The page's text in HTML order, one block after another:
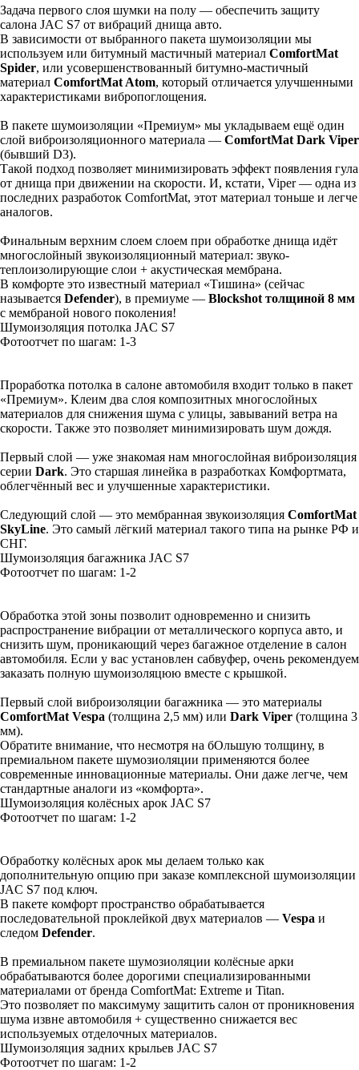
Задача первого слоя шумки на полу — обеспечить защиту
салона JAC S7 от вибраций днища авто.
В зависимости от выбранного пакета шумоизоляции мы
используем или битумный мастичный материал ComfortMat
Spider, или усовершенствованный битумно-мастичный
материал ComfortMat Atom, который отличается улучшенными
характеристиками вибропоглощения.
В пакете шумоизоляции «Премиум» мы укладываем ещё один
слой виброизоляционного материала — ComfortMat Dark Viper
(бывший D3).
Такой подход позволяет минимизировать эффект появления гула
от днища при движении на скорости. И, кстати, Viper — одна из
последних разработок ComfortMat, этот материал тоньше и легче
аналогов.
Финальным верхним слоем слоем при обработке днища идёт
многослойный звукоизоляционный материал: звуко-
теплоизолирующие слои + акустическая мембрана.
В комфорте это известный материал «Тишина» (сейчас
называется Defender), в премиуме — Blockshot толщиной 8 мм
с мембраной нового поколения!
Шумоизоляция потолка JAC S7
Фотоотчет по шагам: 1-3
Проработка потолка в салоне автомобиля входит только в пакет
«Премиум». Клеим два слоя композитных многослойных
материалов для снижения шума с улицы, завываний ветра на
скорости. Также это позволяет минимизировать шум дождя.
Первый слой — уже знакомая нам многослойная виброизоляция
серии Dark. Это старшая линейка в разработках Комфортмата,
облегчённый вес и улучшенные характеристики.
Следующий слой — это мембранная звукоизоляция ComfortMat
SkyLine. Это самый лёгкий материал такого типа на рынке РФ и
СНГ.
Шумоизоляция багажника JAC S7
Фотоотчет по шагам: 1-2
Обработка этой зоны позволит одновременно и снизить
распространение вибрации от металлического корпуса авто, и
снизить шум, проникающий через багажное отделение в салон
автомобиля. Если у вас установлен сабвуфер, очень рекомендуем
заказать полную шумоизоляцюю вместе с крышкой.
Первый слой виброизоляции багажника — это материалы
ComfortMat Vespa (толщина 2,5 мм) или Dark Viper (толщина 3
мм).
Обратите внимание, что несмотря на бОльшую толщину, в
премиальном пакете шумозиоляции применяются более
современные инновационные материалы. Они даже легче, чем
стандартные аналоги из «комфорта».
Шумоизоляция колёсных арок JAC S7
Фотоотчет по шагам: 1-2
Обработку колёсных арок мы делаем только как
дополнительную опцию при заказе комплексной шумоизоляции
JAC S7 под ключ.
В пакете комфорт пространство обрабатывается
последовательной проклейкой двух материалов — Vespa и
следом Defender.
В премиальном пакете шумозиоляции колёсные арки
обрабатываются более дорогими специализированными
материалами от бренда ComfortMat: Extreme и Titan.
Это позволяет по максимуму защитить салон от проникновения
шума извне автомобиля + существенно снижается вес
используемых отделочных материалов.
Шумоизоляция задних крыльев JAC S7
Фотоотчет по шагам: 1-2